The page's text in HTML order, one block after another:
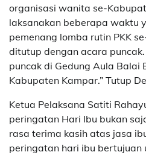
organisasi wanita se-
laksanakan beberapa waktu
pemenang lomba rutin PKK
ditutup dengan acara
puncak di Gedung Aula Balai
Kabupaten Kampar.” Tutup
Ketua Pelaksana Satiti
peringatan Hari Ibu bukan
rasa terima kasih atas jasa
peringatan hari ibu bertujuan